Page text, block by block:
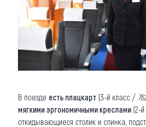
В поезде есть плацкарт (3-й класс /
мягкими эргономичными креслами (2-
откидывающиеся столик и спинка,